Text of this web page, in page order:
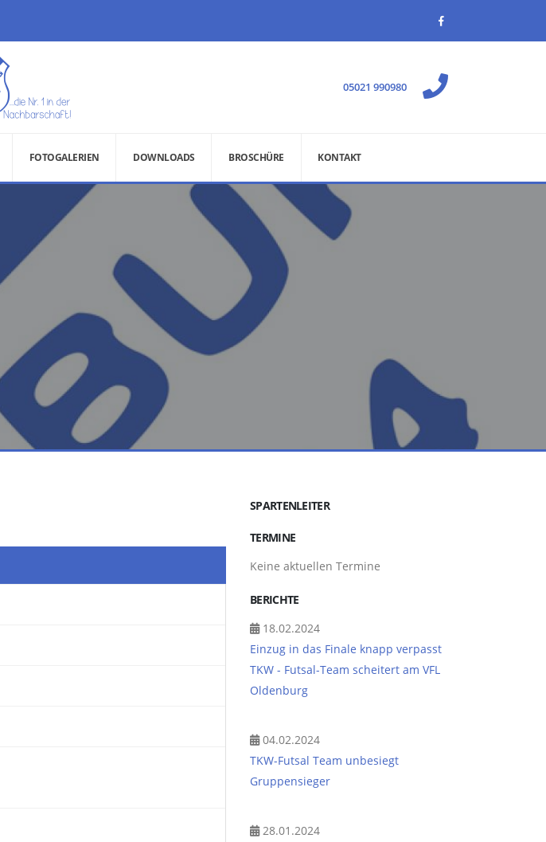
05021 990980
FOTOGALERIEN DOWNLOADS BROSCHÜRE KONTAKT
SPARTENLEITER
TERMINE
Keine aktuellen Termine
BERICHTE
18.02.2024
Einzug in das Finale knapp verpasst
TKW - Futsal-Team scheitert am VFL
Oldenburg
04.02.2024
TKW-Futsal Team unbesiegt
Gruppensieger
28.01.2024